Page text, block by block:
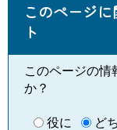
このページ
ト
このページの情
か？
役に
ど